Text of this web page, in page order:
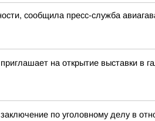
сообщила пресс-служба
на открытие выставки в
по уголовному делу в